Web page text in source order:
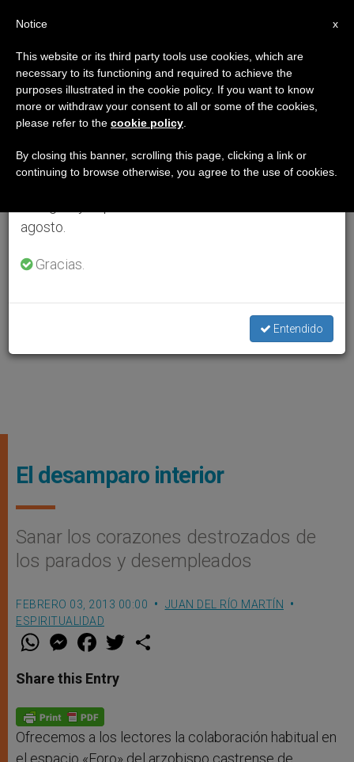
El desamparo interior
Sanar los corazones destrozados de
los parados y desempleados
FEBRERO 03, 2013 00:00
JUAN DEL RÍO MARTÍN
ESPIRITUALIDAD
W
t
s
p
p
M
e
s
e
g
e
r
F
a
e
b
o
k
w
Share this Entry
Ofrecemos a los lectores la colaboración habitual en
el espacio «Foro» del arzobispo castrense de
×
Aviso importante
Del 27 de julio al 7 de agosto haremos la pausa
anual, aprovechando que en el periodo de verano
se generan menos informaciones y también el
agosto.
Gracias.
Entendido
x
Notice
This website or its third party tools use cookies, which are
necessary to its functioning and required to achieve the
purposes illustrated in the cookie policy. If you want to know
more or withdraw your consent to all or some of the cookies,
please refer to the cookie policy
By closing this banner, scrolling this page, clicking a link or
continuing to browse otherwise, you agree to the use of cookies.